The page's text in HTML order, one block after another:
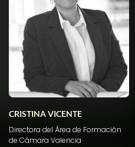
CRISTINA VICENTE
Directora del Área de Formación
de Cámara Valencia​